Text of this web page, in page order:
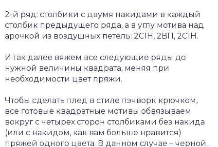
2-й ряд: столбики с двумя накидами в каждый
столбик предыдущего ряда, а в углу мотива над
арочкой из воздушных петель: 2С1Н, 2ВП, 2С1Н.
И так далее вяжем все следующие ряды до
нужной величины квадрата, меняя при
необходимости цвет пряжи.
Чтобы сделать плед в стиле пэчворк крючком,
все готовые квадратные мотивы обвязываем
вокруг с четырех сторон столбиками без накида
(или с накидом, как вам больше нравится)
пряжей одного цвета. В данном случае – черной.